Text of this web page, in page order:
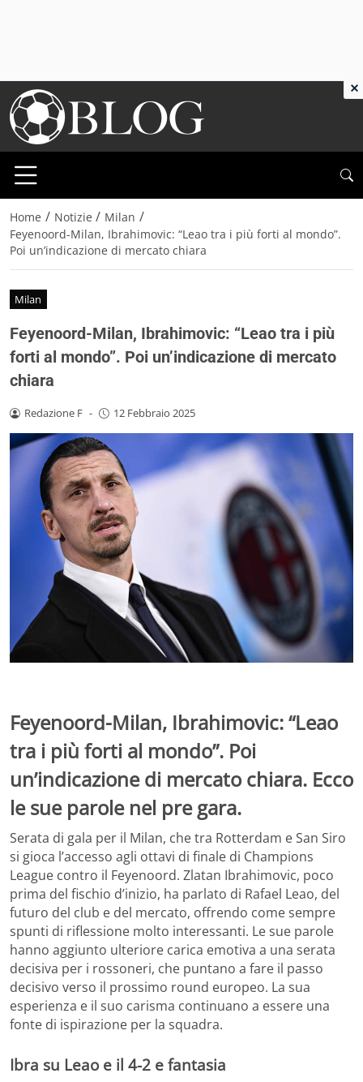
Home / Notizie / Milan /
Feyenoord-Milan, Ibrahimovic: “Leao tra i più forti al mondo”.
Poi un’indicazione di mercato chiara
Milan
Feyenoord-Milan, Ibrahimovic: “Leao tra i più
forti al mondo”. Poi un’indicazione di mercato
chiara
Redazione F - 12 Febbraio 2025
Feyenoord-Milan, Ibrahimovic: “Leao
tra i più forti al mondo”. Poi
un’indicazione di mercato chiara. Ecco
le sue parole nel pre gara.
Serata di gala per il Milan, che tra Rotterdam e San Siro
si gioca l’accesso agli ottavi di finale di Champions
League contro il Feyenoord. Zlatan Ibrahimovic, poco
prima del fischio d’inizio, ha parlato di Rafael Leao, del
futuro del club e del mercato, offrendo come sempre
spunti di riflessione molto interessanti. Le sue parole
hanno aggiunto ulteriore carica emotiva a una serata
decisiva per i rossoneri, che puntano a fare il passo
decisivo verso il prossimo round europeo. La sua
esperienza e il suo carisma continuano a essere una
fonte di ispirazione per la squadra.
Ibra su Leao e il 4-2 e fantasia
×